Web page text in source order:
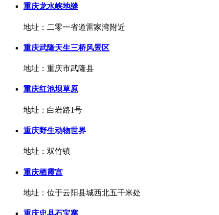
重庆龙水峡地缝
地址：二零一省道雷家湾附近
重庆武隆天生三桥风景区
地址：重庆市武隆县
重庆红池坝草原
地址：白岩路1号
重庆野生动物世界
地址：双竹镇
重庆栖霞宫
地址：位于云阳县城西北五千米处
重庆忠县石宝寨